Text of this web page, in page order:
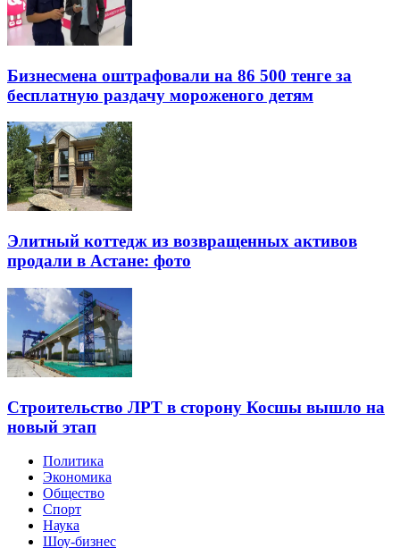
Бизнесмена оштрафовали на 86 500 тенге за
бесплатную раздачу мороженого детям
Элитный коттедж из возвращенных активов
продали в Астане: фото
Строительство ЛРТ в сторону Косшы вышло на
новый этап
Политика
Экономика
Общество
Спорт
Наука
Шоу-бизнес